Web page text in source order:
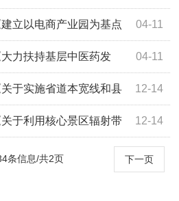
号）答复 04-11
立以电商产业园为基点
1076号）答复 04-11
力扶持基层中医药发
12-14
于实施省道本宽线和县
项目工程的提案... 12-14
于利用核心景区辐射带
第4075号）答复
下一页
条信息/共2页